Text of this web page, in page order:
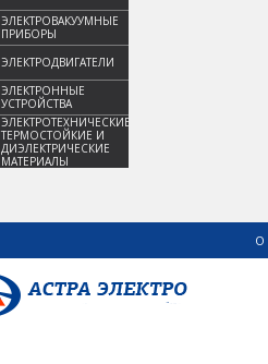
ЭЛЕКТРОВАКУУМНЫЕ
ПРИБОРЫ
ЭЛЕКТРОДВИГАТЕЛИ
ЭЛЕКТРОННЫЕ
УСТРОЙСТВА
ЭЛЕКТРОТЕХНИЧЕСКИЕ,
ТЕРМОСТОЙКИЕ И
ДИЭЛЕКТРИЧЕСКИЕ
МАТЕРИАЛЫ